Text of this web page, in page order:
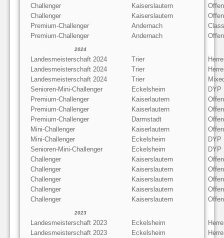
Challenger
Kaiserslautern
Challenger
Kaiserslautern
Premium-Challenger
Andernach
Premium-Challenger
Andernach
2024
Landesmeisterschaft 2024 Trier
Landesmeisterschaft 2024
Trier
Landesmeisterschaft 2024
Trier
Senioren-Mini-Challenger
Eckelsheim
DYP
Premium-Challenger
Kaiserlautern
Premium-Challenger
Kaiserlautern
Premium-Challenger
Darmstadt
Mini-Challenger
Kaiserlautern
Mini-Challenger
Eckelsheim
DYP
Senioren-Mini-Challenger
Eckelsheim
DYP
Challenger
Kaiserslautern
Challenger
Kaiserslautern
Challenger
Kaiserslautern
Challenger
Kaiserslautern
Challenger
Kaiserslautern
2023
Landesmeisterschaft 2023 Eckelsheim
Landesmeisterschaft 2023
Eckelsheim